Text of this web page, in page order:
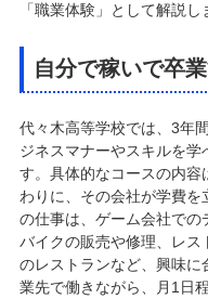
「職業体験」として解説し
自分で稼いで卒
代々木高等学校では、3年
ジネスマナーやスキルを学
す。具体的なコースの内
わりに、その会社が学費
の仕事は、ゲーム会社での
バイクの販売や修理、レス
のレストランなど、興味
業先で働きながら、月1日